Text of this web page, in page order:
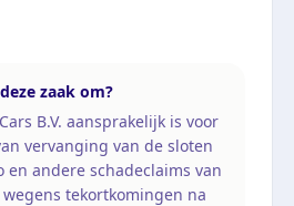
zaak om?
B.V. aansprakelijk is voor
vervanging van de sloten
en andere schadeclaims van
tekortkomingen na